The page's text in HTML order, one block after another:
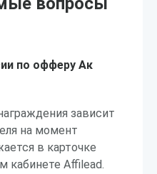
по офферу Ак
зависит
на момент
в карточке
кабинете Affilead.